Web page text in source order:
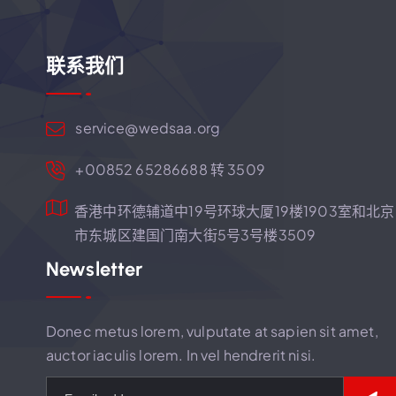
联系我们
service@wedsaa.org
+00852 65286688 转 3509
香港中环德辅道中19号环球大厦19楼1903室和北京
市东城区建国门南大街5号3号楼3509
Newsletter
Donec metus lorem, vulputate at sapien sit amet,
auctor iaculis lorem. In vel hendrerit nisi.